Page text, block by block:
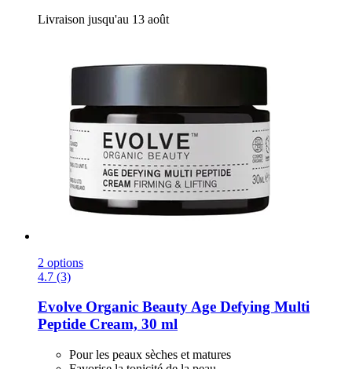
Livraison jusqu'au 13 août
2 options
4.7 (3)
Evolve Organic BeautyAge Defying Multi
Peptide Cream, 30 ml
Pour les peaux sèches et matures